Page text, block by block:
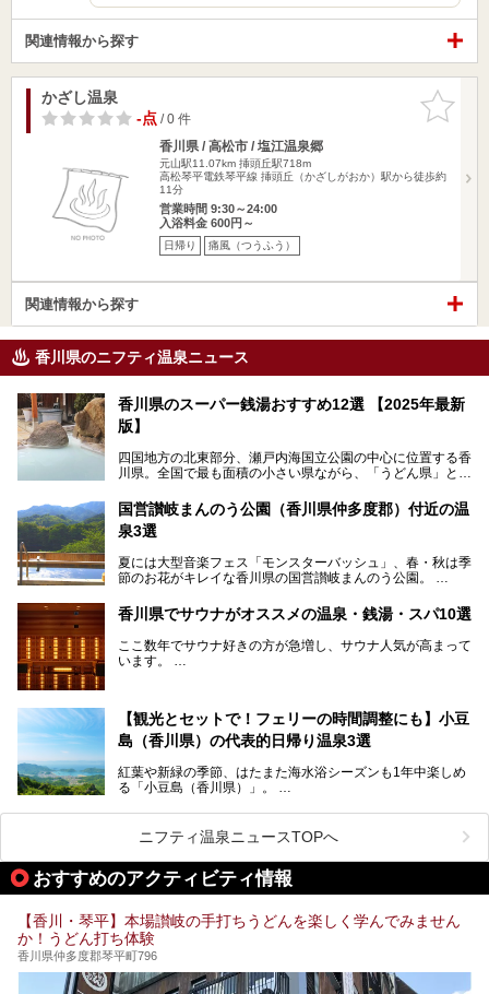
関連情報から探す
お気に入
りに追加
かざし温泉
-点/ 0 件
香川県 / 高松市 / 塩江温泉郷
元山駅11.07km 挿頭丘駅718m
高松琴平電鉄琴平線 挿頭丘（かざしがおか）駅から徒歩約
11分
営業時間 9:30～24:00
入浴料金 600円～
日帰り 痛風（つうふう）
関連情報から探す
香川県のニフティ温泉ニュース
香川県のスーパー銭湯おすすめ12選 【2025年最新
版】
四国地方の北東部分、瀬戸内海国立公園の中心に位置する香
川県。全国で最も面積の小さい県ながら、「うどん県」とも
オリーブ、和三盆、製塩や醤油など特産品は実にバラエティ
豊か。近年は瀬戸内海の島々を舞台にした「瀬戸内国際芸術
祭」も開催され、アートの県としても知られています。
クアップしました。気になるスーパー銭湯があったら、ぜひ
訪れてみてください！
国営讃岐まんのう公園（香川県仲多度郡）付近の温
泉3選
夏には大型音楽フェス「モンスターバッシュ」、春・秋は季
節のお花がキレイな香川県の国営讃岐まんのう公園。
四国唯一の国営公園であり、広さは東京ディズニーランド７
個分！（350ha）
園内にはキャンプ場もあり、レンタサイクルで外周をぐるっ
と一周することもできます。
そんな国営讃岐まんのう公園は園内に温泉がありません。
つご紹介しますね。
香川県でサウナがオススメの温泉・銭湯・スパ10選
ここ数年でサウナ好きの方が急増し、サウナ人気が高まって
います。
設を紹介します。
ぜひ香川県に住んでいる方や訪れる予定のある方は、香川の
サウナ施設を行ってみましょう！
【観光とセットで！フェリーの時間調整にも】小豆
島（香川県）の代表的日帰り温泉3選
紅葉や新緑の季節、はたまた海水浴シーズンも1年中楽しめ
る「小豆島（香川県）」。
1周すると82kmもあることから、西と東・南と北ではまっ
たく風景がちがいます。
この記事では西・東・中間くらいの位置にある、小豆島を代
表する３つの大人気温泉をご紹介します。
ュー！お楽しみに。
ニフティ温泉ニュースTOPへ
おすすめのアクティビティ情報
【香川・琴平】本場讃岐の手打ちうどんを楽しく学んでみません
か！うどん打ち体験
香川県仲多度郡琴平町796